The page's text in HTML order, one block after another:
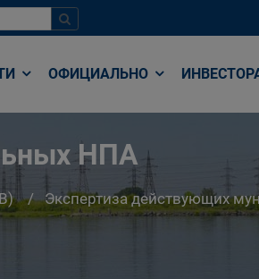
ОФИЦИАЛЬНО
НПА
Экспертиза действующих